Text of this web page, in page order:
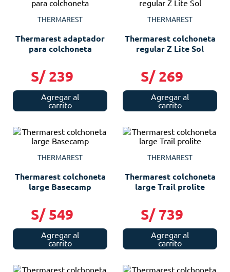
THERMAREST
Thermarest adaptador
para colchoneta
S/ 239
Agregar al
carrito
THERMAREST
Thermarest colchoneta
regular Z Lite Sol
S/ 269
Agregar al
carrito
THERMAREST
Thermarest colchoneta
large Basecamp
S/ 549
Agregar al
carrito
THERMAREST
Thermarest colchoneta
large Trail prolite
S/ 739
Agregar al
carrito